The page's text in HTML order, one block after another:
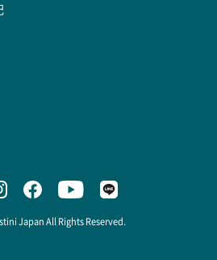
Japan All Rights Reserved.